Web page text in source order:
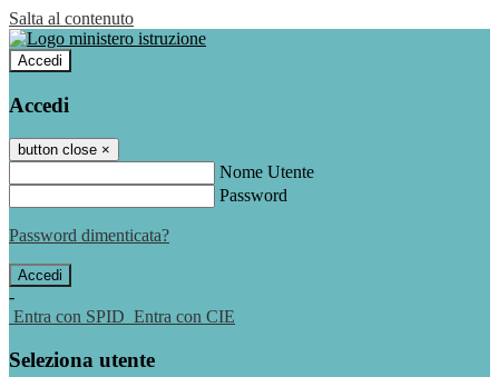
Salta al contenuto
Accedi
Accedi
button close ×
Nome Utente
Password
Password dimenticata?
-
Entra con SPID Entra con CIE
Seleziona utente